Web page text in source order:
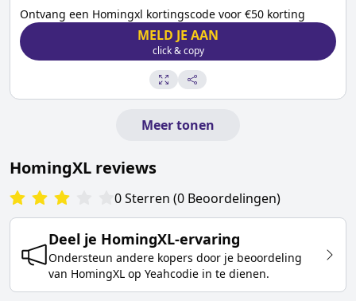
Ontvang een Homingxl kortingscode voor €50 korting
MELD JE AAN
click & copy
Meer tonen
HomingXL reviews
0Sterren (0 Beoordelingen)
Deel je HomingXL-ervaring
Ondersteun andere kopers door je beoordeling
van HomingXL op Yeahcodie in te dienen.